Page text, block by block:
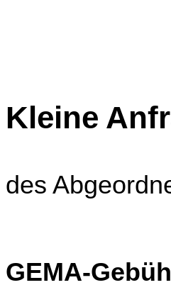
Kleine
des
GEMA-